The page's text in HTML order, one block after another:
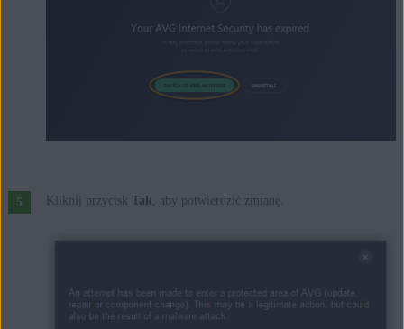
Kliknij przycisk Tak, aby potwierdzić zmianę.